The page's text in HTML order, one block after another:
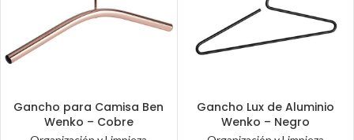
Gancho para Camisa Ben
Wenko – Cobre
Gancho Lux de Aluminio
Wenko – Negro